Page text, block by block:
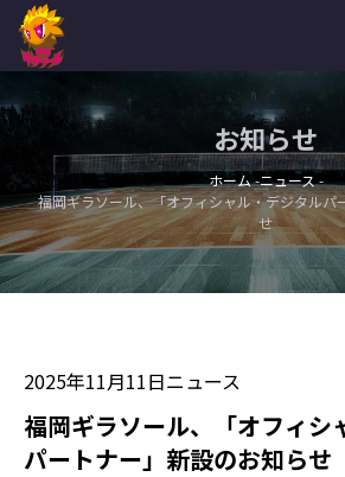
お知らせ
ホーム ニュース
福岡ギラソール、「オフィシャル・デジタルパ
せ
2025年11月11日ニュース
福岡ギラソール、「オフィシ
パートナー」新設のお知らせ